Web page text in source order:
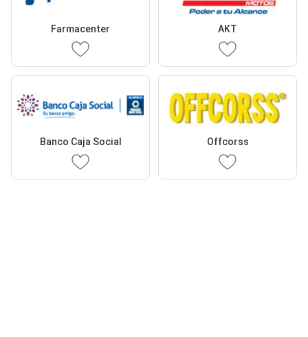
Farmacenter AKT
Banco Caja Social Offcorss